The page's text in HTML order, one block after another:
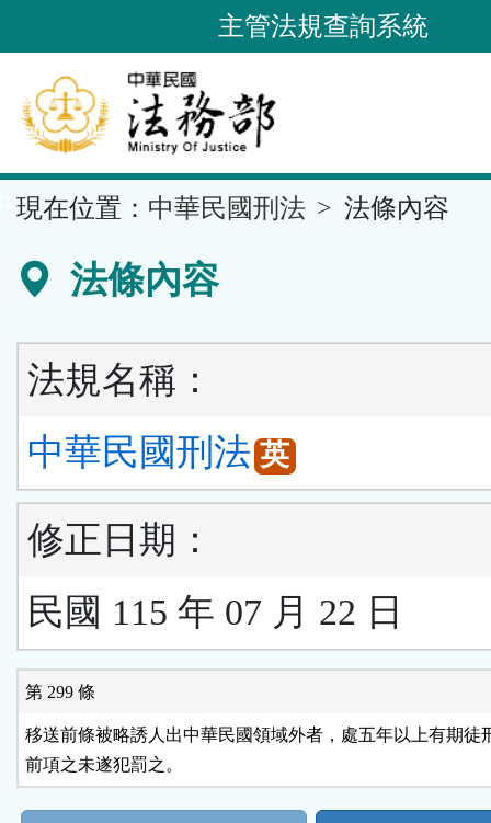
到
要
內
容
區
主管法規查詢系統
現在位置： 中華民國刑法 法條內容
法條內容
法規名稱：
中華民國刑法 英
修正日期：
民國 115 年 07 月 22 日
第 299 條
移送前條被略誘人出中華民國領域外者，處五年以上有期徒
前項之未遂犯罰之。